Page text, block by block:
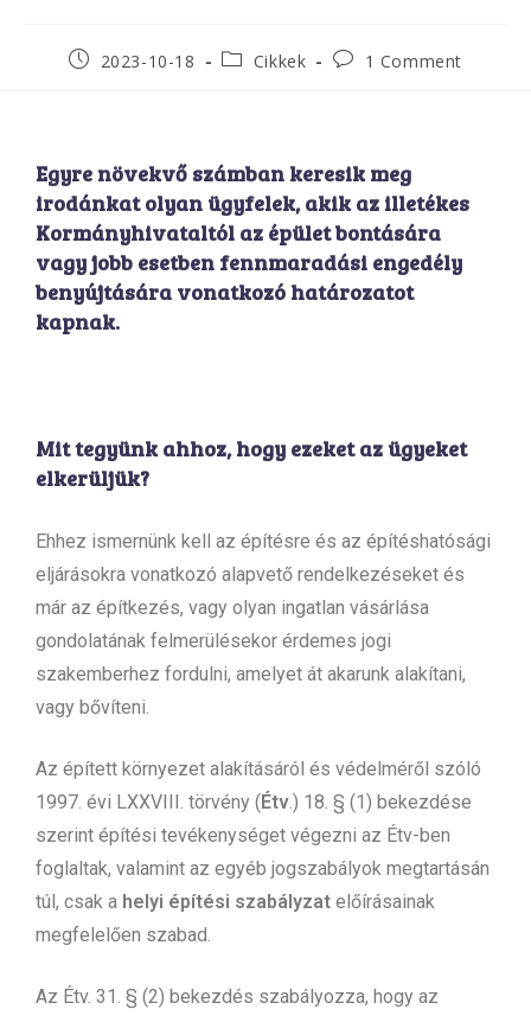
2023-10-18 Cikkek 1 Comment
Egyre növekvő számban keresik meg
irodánkat olyan ügyfelek, akik az illetékes
Kormányhivataltól az épület bontására
vagy jobb esetben fennmaradási engedély
benyújtására vonatkozó határozatot
kapnak.
Mit tegyünk ahhoz, hogy ezeket az ügyeket
elkerüljük?
Ehhez ismernünk kell az építésre és az építéshatósági
eljárásokra vonatkozó alapvető rendelkezéseket és
már az építkezés, vagy olyan ingatlan vásárlása
gondolatának felmerülésekor érdemes jogi
szakemberhez fordulni, amelyet át akarunk alakítani,
vagy bővíteni.
Az épített környezet alakításáról és védelméről szóló
1997. évi LXXVIII. törvény (Étv.) 18. § (1) bekezdése
szerint építési tevékenységet végezni az Étv-ben
foglaltak, valamint az egyéb jogszabályok megtartásán
túl, csak a helyi építési szabályzat előírásainak
megfelelően szabad.
Az Étv. 31. § (2) bekezdés szabályozza, hogy az